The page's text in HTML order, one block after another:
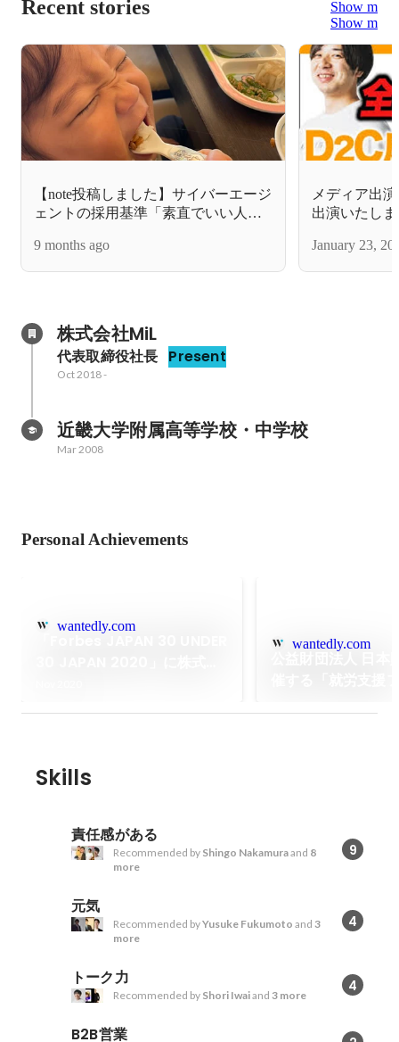
Recent stories
Show more
Show more
【note投稿しました】サイバーエージ
ェントの採用基準「素直でいい人」
ちした話
9 months ago
メディア出
出演いたし
January 23,
株式会社MiL
代表取締役社長 Present
Oct 2018-
近畿大学附属高等学校・中学校
Mar 2008
Personal Achievements
wantedly.com
wantedly.com
Skills
責任感がある
9
Recommended by Shingo Nakamuraand 8
more
元気
4
Recommended byYusuke Fukumoto and 3
more
トーク力 4
Recommended by Shori Iwaiand 3 more
B2B営業